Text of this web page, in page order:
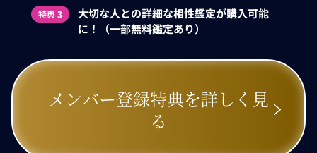
特典 3
大切な人との詳細な相性鑑定が購入可能
に！（一部無料鑑定あり）
メンバー登録特典を詳しく見
る